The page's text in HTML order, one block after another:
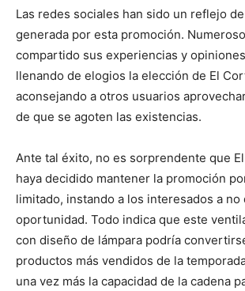
Las redes sociales han sido un reflejo
generada por esta promoción.
compartido sus experiencias y
llenando de elogios la elección de El
aconsejando a otros usuarios
de que se agoten las existencias.
Ante tal éxito, no es sorprendente que
haya decidido mantener la promoción
limitado, instando a los interesados a no
oportunidad. Todo indica que este
con diseño de lámpara podría
productos más vendidos de la
una vez más la capacidad de la cadena